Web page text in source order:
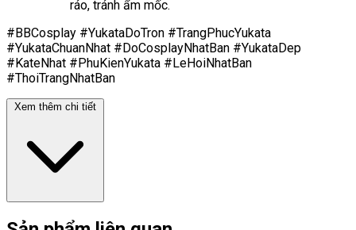
ráo, tránh ẩm mốc.
#BBCosplay #YukataDoTron #TrangPhucYukata
#YukataChuanNhat #DoCosplayNhatBan #YukataDep
#KateNhat #PhuKienYukata #LeHoiNhatBan
#ThoiTrangNhatBan
Xem thêm chi tiết